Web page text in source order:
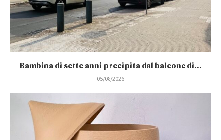
Bambina di sette anni precipita dal balcone di...
05/08/2026